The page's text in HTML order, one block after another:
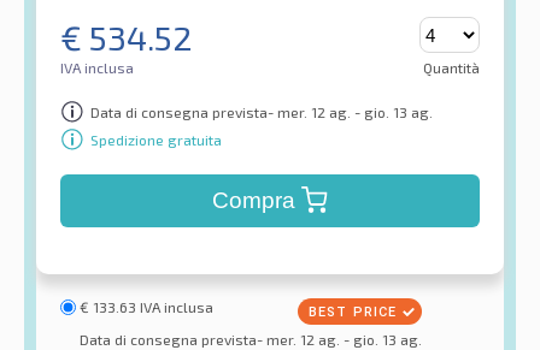
€ 534.52
IVA inclusa Quantità
Data di consegna prevista- mer. 12 ag. - gio. 13 ag.
Spedizione gratuita
Compra
€ 133.63 IVA inclusa
Data di consegna prevista- mer. 12 ag. - gio. 13 ag.